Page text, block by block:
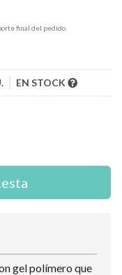
final del pedido.
EN STOCK
gel polímero que